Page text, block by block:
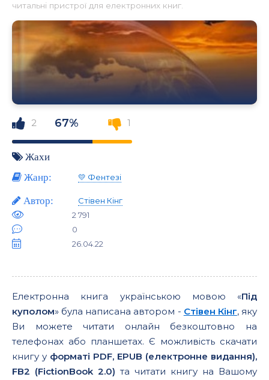
читальні пристрої для електронних книг.
2 67% 1
Жахи
Жанр:
💛 Фентезі
Автор:
Стівен Кінг
2 791
0
26.04.22
Електронна книга українською мовою «Під
куполом» була написана автором - Стівен Кінг, яку
Ви можете читати онлайн безкоштовно на
телефонах або планшетах. Є можливість скачати
книгу у форматі PDF, EPUB (електронне видання),
FB2 (FictionBook 2.0) та читати книгу на Вашому